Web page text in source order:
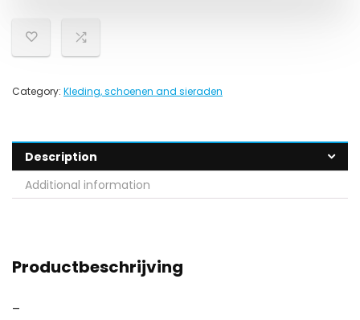
Category: Kleding, schoenen and sieraden
Description
Additional information
Productbeschrijving
–